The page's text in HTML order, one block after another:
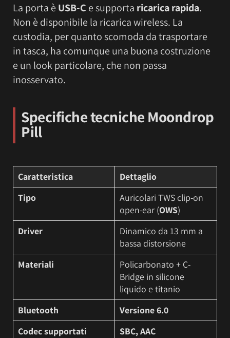
La porta è USB-C e supporta ricarica rapida.
Non è disponibile la ricarica wireless. La
custodia, per quanto scomoda da trasportare
in tasca, ha comunque una buona costruzione
e un look particolare, che non passa
inosservato.
Specifiche tecniche Moondrop
Pill
Caratteristica
Dettaglio
Tipo
Auricolari TWS clip-on
open-ear (OWS)
Driver
Dinamico da 13 mm a
bassa distorsione
Materiali
Policarbonato + C-
Bridge in silicone
liquido e titanio
Bluetooth
Versione 6.0
Codec supportati
SBC, AAC